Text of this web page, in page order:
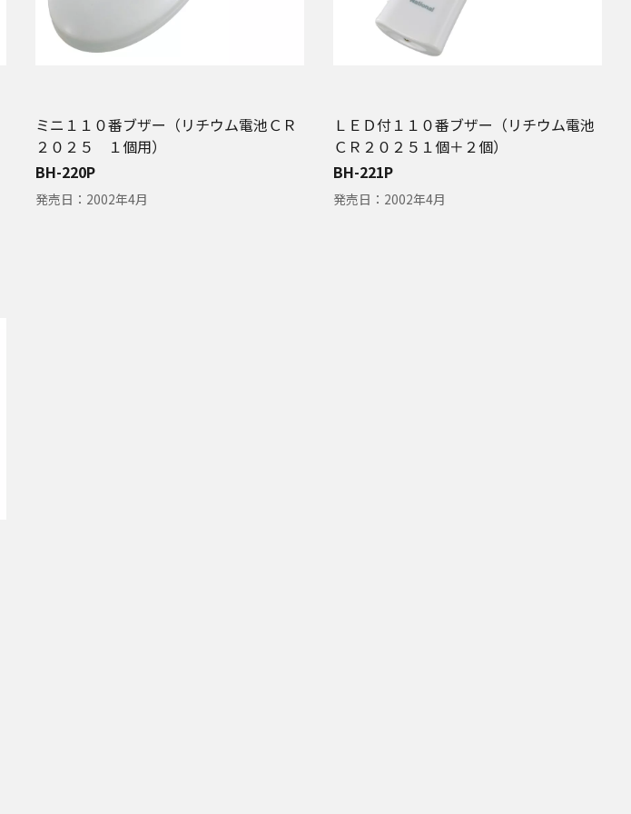
ミニ１１０番ブザー（リチウム電池ＣＲ
２０２５ １個用）
BH-220P
発売日： 2002年4月
ＬＥＤ付１１０番ブザー（リチウム電池
ＣＲ２０２５１個＋２個）
BH-221P
発売日： 2002年4月